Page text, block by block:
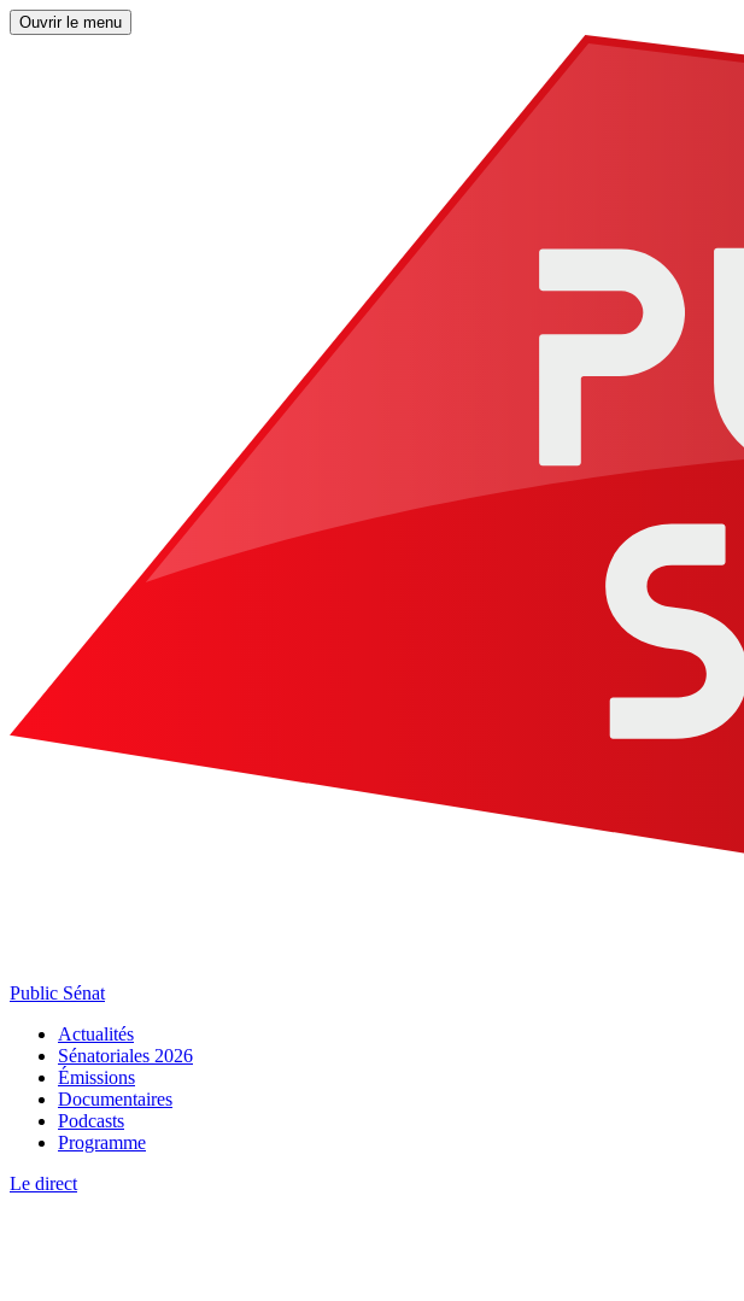
Ouvrir le menu
Public Sénat
Actualités
Sénatoriales 2026
Émissions
Documentaires
Podcasts
Programme
Le direct